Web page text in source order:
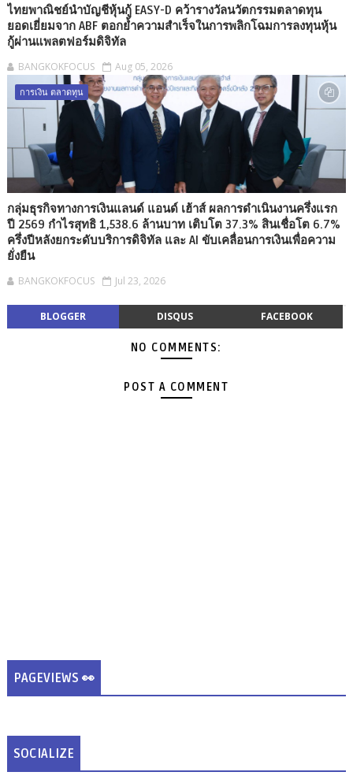
ไทยพาณิชย์นำบัญชีหุ้นกู้ EASY-D คว้ารางวัลนวัตกรรมตลาดทุน
ยอดเยี่ยมจาก ABF ตอกย้ำความสำเร็จในการพลิกโฉมการลงทุนหุ้น
กู้ผ่านแพลตฟอร์มดิจิทัล
BANGKOKFOCUS Aug 05, 2026
การเงิน ตลาดทุน
กลุ่มธุรกิจทางการเงินแลนด์ แอนด์ เฮ้าส์ ผลการดำเนินงานครึ่งแรก
ปี 2569 กำไรสุทธิ 1,538.6 ล้านบาท เติบโต 37.3% สินเชื่อโต 6.7%
ครึ่งปีหลังยกระดับบริการดิจิทัล และ AI ขับเคลื่อนการเงินเพื่อความ
ยั่งยืน
BANGKOKFOCUS Jul 23, 2026
BLOGGER DISQUS FACEBOOK
NO COMMENTS:
POST A COMMENT
PAGEVIEWS 👀
SOCIALIZE